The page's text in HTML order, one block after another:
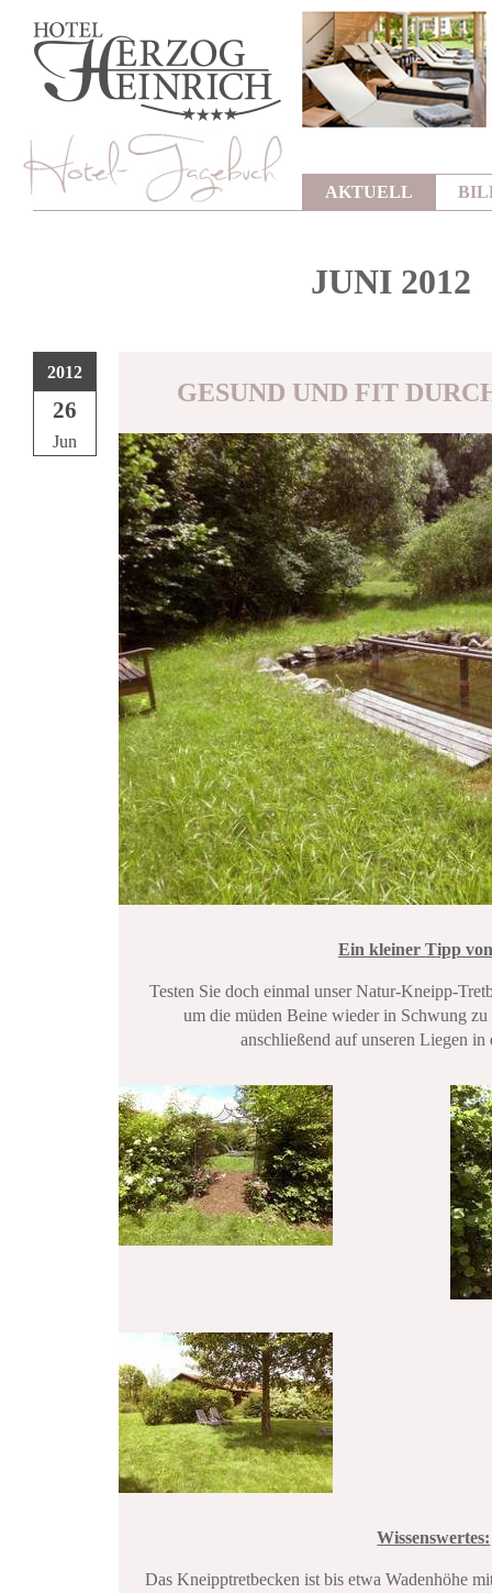
AKTUELL
JUNI 2012
2012
26
Jun
GESUND UND FIT
Ein kleiner Tipp
Testen Sie doch einmal unser Natur-Kneipp-
um die müden Beine wieder in Schwung zu
anschließend auf unseren Liegen
Wissenswertes:
Das Kneipptretbecken ist bis etwa Wadenhöhe